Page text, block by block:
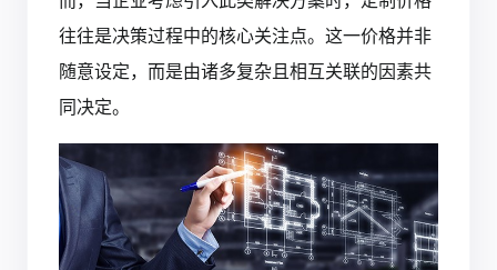
往往是决策过程中的核心关注点。这一价格并非
随意设定，而是由诸多复杂且相互关联的因素共
同决定。